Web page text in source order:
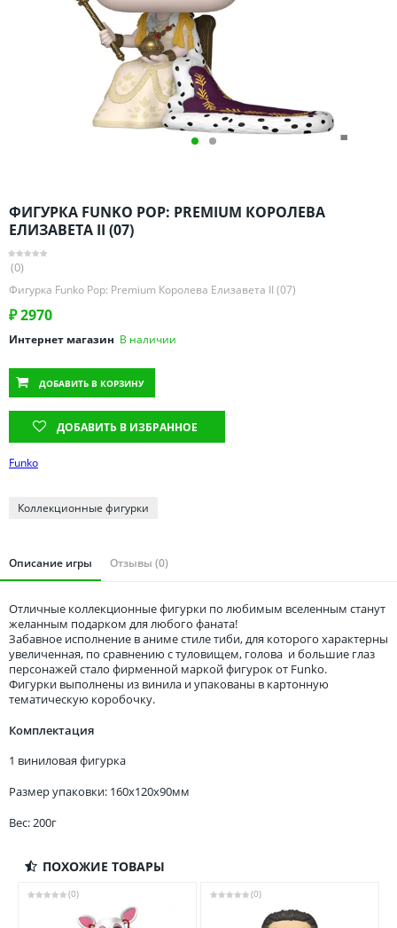
Оренбургская область
Пензенская область
Пермский край
Ростовская область
Рязанская область
Саратовская область
Свердловская область
Ставропольский край
Тамбовская область
Татарстан
Томская область
Тюменская область
ФИГУРКА FUNKO POP: PREMIUM КОРОЛЕВА
ЕЛИЗАВЕТА II (07)
(0)
Фигурка Funko Pop: Premium Королева Елизавета II (07)
₽2970
Интернет магазин В наличии
ДОБАВИТЬ В КОРЗИНУ
ДОБАВИТЬ В ИЗБРАННОЕ
Funko
Коллекционные фигурки
Описание игры Отзывы (0)
Отличные коллекционные фигурки по любимым вселенным станут
желанным подарком для любого фаната!
Забавное исполнение в аниме стиле тиби, для которого характерны
увеличенная, по сравнению с туловищем, голова и большие глаз
персонажей стало фирменной маркой фигурок от Funko.
Фигурки выполнены из винила и упакованы в картонную
тематическую коробочку.
Комплектация
1 виниловая фигурка
Размер упаковки: 160x120x90мм
Вес: 200г
ПОХОЖИЕ ТОВАРЫ
(0) (0)